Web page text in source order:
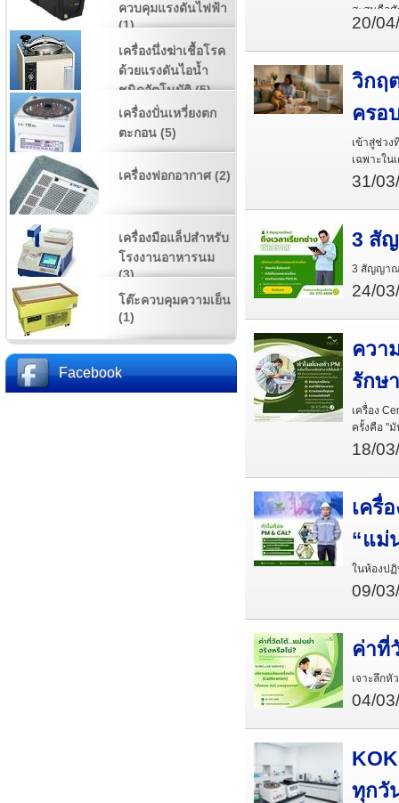
สะสมคือ
20/
วิกฤ
ครอ
เข้าสู่ช่ว
เฉพาะใน
31/
3 สั
3 สัญญาณ
24/
ควา
รักษ
เครื่อง
ครั้งคือ "
18/
เครื่
“แม่
ในห้องปฏิ
09/
ค่าที่
เจาะลึก
04/
ทุกวั
ควบคุมแรงดันไฟฟ้า
(1)
เครื่องนึ่งฆ่าเชื้อโรค
ด้วยแรงดันไอน้ำ
ชนิดอัตโนมัติ (5)
เครื่องปั่นเหวี่ยงตก
ตะกอน (5)
เครื่องฟอกอากาศ (2)
เครื่องมือแล็ปสำหรับ
โรงงานอาหารนม
(3)
โต๊ะควบคุมความเย็น
(1)
Facebook